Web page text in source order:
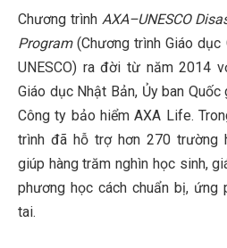
Chương trình AXA–UNESCO
Program(Chương trình Giáo dục
UNESCO) ra đời từ năm 2014
Giáo dục Nhật Bản, Ủy ban Quốc
Công ty bảo hiểm AXA Life.
trình đã hỗ trợ hơn 270 trường
giúp hàng trăm nghìn học sinh,
phương học cách chuẩn bị,
tai.